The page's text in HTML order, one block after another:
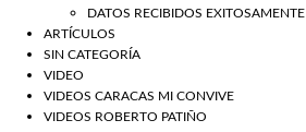
DATOS RECIBIDOS EXITOSAMENTE
ARTÍCULOS
SIN CATEGORÍA
VIDEO
VIDEOS CARACAS MI CONVIVE
VIDEOS ROBERTO PATIÑO